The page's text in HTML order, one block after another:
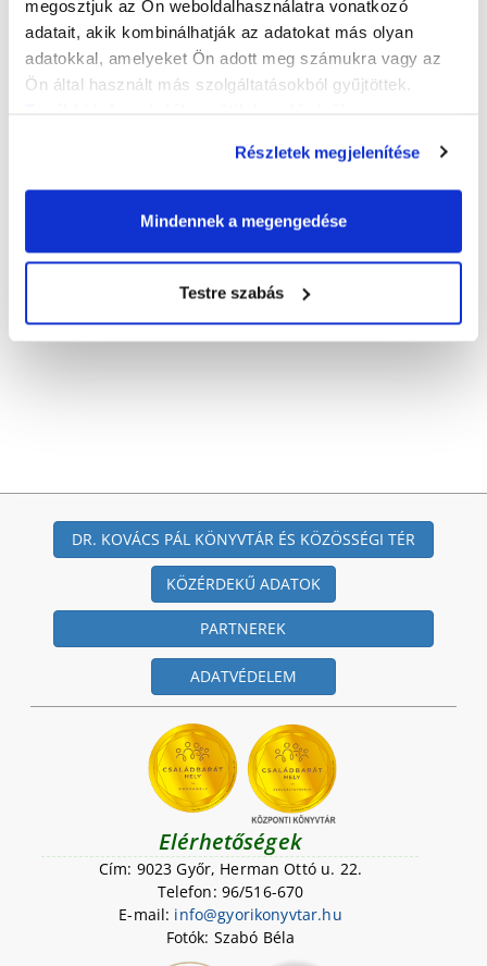
megosztjuk az Ön weboldalhasználatra vonatkozó
adatait, akik kombinálhatják az adatokat más olyan
adatokkal, amelyeket Ön adott meg számukra vagy az
Ön által használt más szolgáltatásokból gyűjtöttek.
Részletek megjelenítése
Mindennek a megengedése
Testre szabás
DR. KOVÁCS PÁL KÖNYVTÁR ÉS KÖZÖSSÉGI TÉR
KÖZÉRDEKŰ ADATOK
PARTNEREK
ADATVÉDELEM
Elérhetőségek
Cím: 9023 Győr, Herman Ottó u. 22.
Telefon: 96/516-670
E-mail: info@gyorikonyvtar.hu
Fotók: Szabó Béla